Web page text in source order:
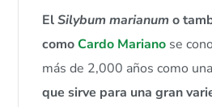
ElSilybum marianumo
comoCardo Mariano se
más de 2,000 años como una
que sirve para una gran